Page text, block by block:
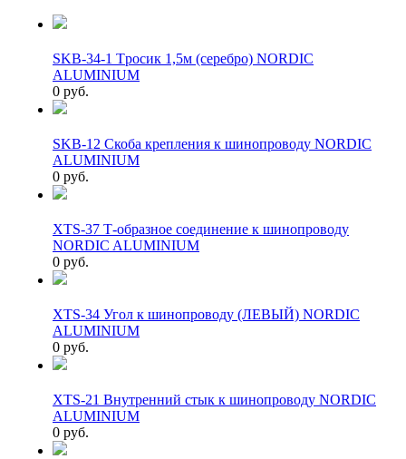
SKB-34-1 Tросик 1,5м (серебро) NORDIC
ALUMINIUM
0 руб.
SKB-12 Скоба крепления к шинопроводу NORDIC
ALUMINIUM
0 руб.
XTS-37 Т-образное соединение к шинопроводу
NORDIC ALUMINIUM
0 руб.
XTS-34 Угол к шинопроводу (ЛЕВЫЙ) NORDIC
ALUMINIUM
0 руб.
XTS-21 Внутренний стык к шинопроводу NORDIC
ALUMINIUM
0 руб.